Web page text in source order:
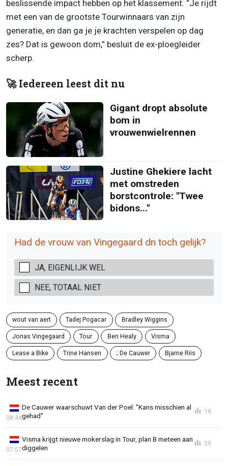
beslissende impact hebben op het klassement. “Je rijdt
met een van de grootste Tourwinnaars van zijn
generatie, en dan ga je je krachten verspelen op dag
zes? Dat is gewoon dom,” besluit de ex-ploegleider
scherp.
🚀 Iedereen leest dit nu
Gigant dropt absolute
bom in
vrouwenwielrennen
Justine Ghekiere lacht
met omstreden
borstcontrole: "Twee
bidons..."
Had de vrouw van Vingegaard dn toch gelijk?
JA, EIGENLIJK WEL
NEE, TOTAAL NIET
wout van aert Tadej Pogacar Bradley Wiggins
Jonas Vingegaard Tour Ben Healy Visma
Lease a Bike Trine Hansen ; De Cauwer Bjarne Riis
Meest recent
De Cauwer waarschuwt Van der Poel: "Kans misschien al
gehad"
08:44
19
Visma krijgt nieuwe mokerslag in Tour, plan B meteen aan
diggelen
07:57
39